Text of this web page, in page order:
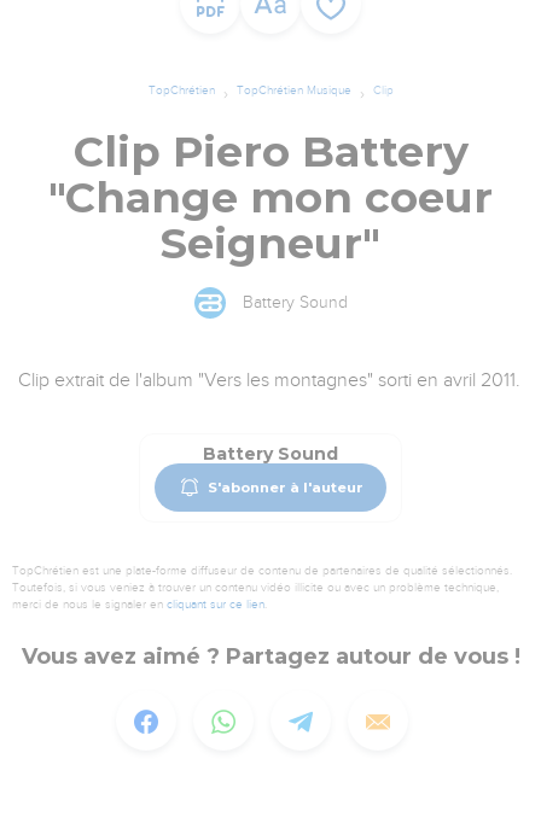
TopChrétien TopChrétien Musique Clip
Clip Piero Battery
"Change mon coeur
Seigneur"
Battery Sound
Clip extrait de l'album "Vers les montagnes" sorti en avril 2011.
Battery Sound
S'abonner à l'auteur
TopChrétien est une plate-forme diffuseur de contenu de partenaires de qualité sélectionnés.
Toutefois, si vous veniez à trouver un contenu vidéo illicite ou avec un problème technique,
merci de nous le signaler en cliquant sur ce lien.
Vous avez aimé ? Partagez autour de vous !